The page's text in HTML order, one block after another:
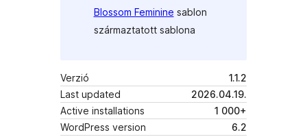
Blossom Feminine sablon
származtatott sablona
Verzió
1.1.2
Last updated
2026.04.19.
Active installations
1 000+
WordPress version
6.2